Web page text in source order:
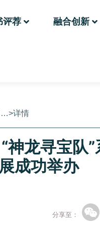
评荐 融合创新
…>详情
神龙寻宝队
成功举办
分享至：